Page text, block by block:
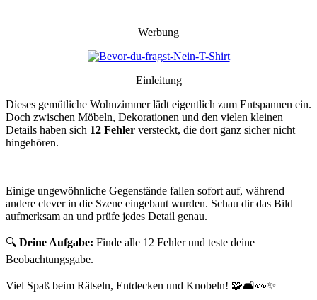
Werbung
Einleitung
Dieses gemütliche Wohnzimmer lädt eigentlich zum Entspannen ein.
Doch zwischen Möbeln, Dekorationen und den vielen kleinen
Details haben sich 12 Fehler versteckt, die dort ganz sicher nicht
hingehören.
Einige ungewöhnliche Gegenstände fallen sofort auf, während
andere clever in die Szene eingebaut wurden. Schau dir das Bild
aufmerksam an und prüfe jedes Detail genau.
🔍 Deine Aufgabe: Finde alle 12 Fehler und teste deine
Beobachtungsgabe.
Viel Spaß beim Rätseln, Entdecken und Knobeln! 🧩🛋️👀✨